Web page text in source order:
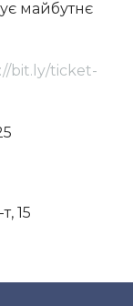
майбутнє
bit.ly/ticket-
15